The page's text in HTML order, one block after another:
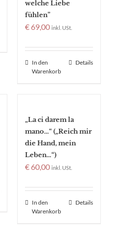
welche Liebe
fühlen”
€ 69,00 inkl. USt.
In den
Warenkorb
Details
„La ci darem la
mano…“ („Reich mir
die Hand, mein
Leben…“)
€ 60,00 inkl. USt.
In den
Warenkorb
Details